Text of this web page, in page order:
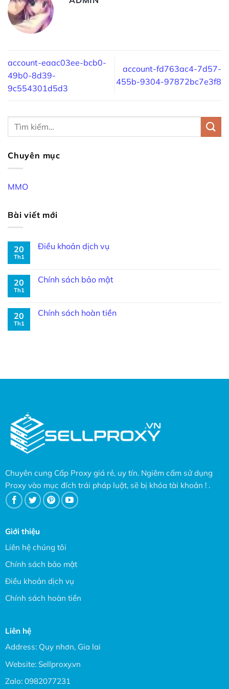
account-eaac03ee-bcb0-
49b0-8d39-
9c554301d5d3
account-fd763ac4-7d57-
455b-9304-97872bc7e3f8
Chuyên mục
MMO
Bài viết mới
20
Th1
Điều khoản dịch vụ
20
Th1
Chính sách bảo mật
20
Th1
Chính sách hoàn tiền
Chuyên cung Cấp Proxy giá rẻ, uy tín. Ngiêm cấm sử dụng
Proxy vào mục đích trái pháp luật, sẽ bị khóa tài khoản ! .
Giới thiệu
Liên hệ chúng tôi
Chính sách bảo mật
Điều khoản dịch vụ
Chính sách hoàn tiền
Liên hệ
Address: Quy nhơn, Gia lai
Website: Sellproxy.vn
Zalo: 0982077231